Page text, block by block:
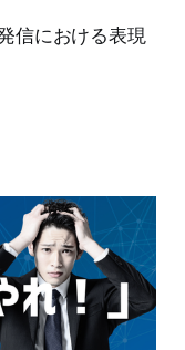
信における表現